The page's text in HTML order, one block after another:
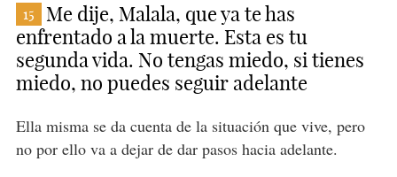
15
Me dije, Malala, que ya te has
enfrentado a la muerte. Esta es tu
segunda vida. No tengas miedo, si tienes
miedo, no puedes seguir adelante
Ella misma se da cuenta de la situación que vive, pero
no por ello va a dejar de dar pasos hacia adelante.